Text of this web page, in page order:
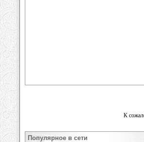
К
Популярное в сети